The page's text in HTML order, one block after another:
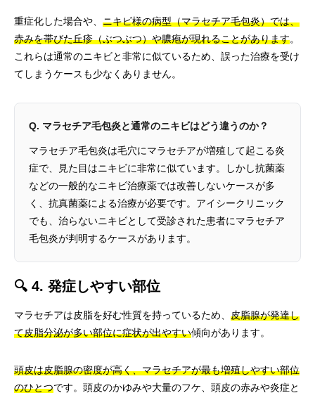
重症化した場合や、 ニキビ様の病型（マラセチア毛包炎）では、
赤みを帯びた丘疹（ぶつぶつ）や膿疱が現れることがあります。
これらは通常のニキビと非常に似ているため、誤った治療を受け
てしまうケースも少なくありません。
Q. マラセチア毛包炎と通常のニキビはどう違うのか？
マラセチア毛包炎は毛穴にマラセチアが増殖して起こる炎
症で、見た目はニキビに非常に似ています。しかし抗菌薬
などの一般的なニキビ治療薬では改善しないケースが多
く、抗真菌薬による治療が必要です。アイシークリニック
でも、治らないニキビとして受診された患者にマラセチア
毛包炎が判明するケースがあります。
🔍 4. 発症しやすい部位
マラセチアは皮脂を好む性質を持っているため、 皮脂腺が発達し
て皮脂分泌が多い部位に症状が出やすい傾向があります。
頭皮は皮脂腺の密度が高く、マラセチアが最も増殖しやすい部位
のひとつです。頭皮のかゆみや大量のフケ、頭皮の赤みや炎症と